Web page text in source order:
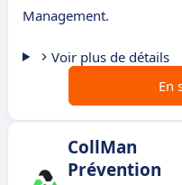
Management.
Voir plus de détails
En
CollMan
Prévention